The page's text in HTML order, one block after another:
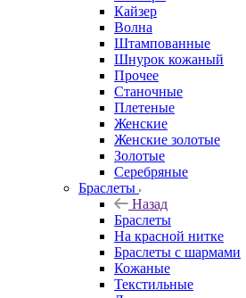
Кайзер
Волна
Штампованные
Шнурок кожаный
Прочее
Станочные
Плетеные
Женские
Женские золотые
Золотые
Серебряные
Браслеты
Назад
Браслеты
На красной нитке
Браслеты с шармами
Кожаные
Текстильные